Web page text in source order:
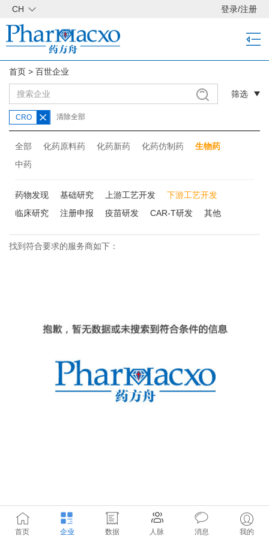
CH 登录/注册
首页 > 百世企业
筛选
CRO 清除全部
全部 化药原料药 化药新药 化药仿制药
生物药
中药
药物发现 基础研究 上游工艺开发
下游工艺开发
临床研究
注册申报 疫苗研发 CAR-T研发 其他
找到符合要求的服务商如下：
首页 企业 数据 人脉 消息 我的